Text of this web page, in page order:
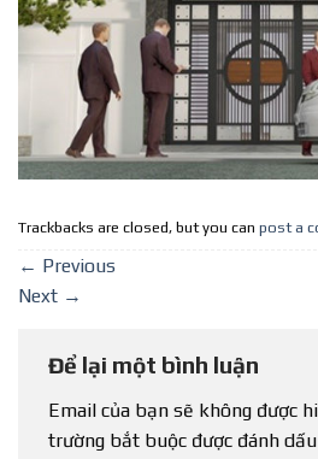
Trackbacks are closed, but you can post a
← Previous
Next →
Để lại một bình luận
Email của bạn sẽ không được
trường bắt buộc được đánh dấu